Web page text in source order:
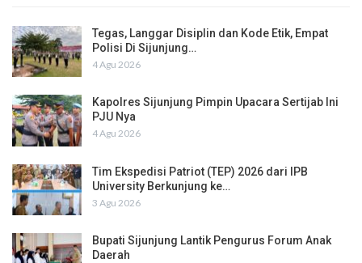
Tegas, Langgar Disiplin dan Kode Etik, Empat
Polisi Di Sijunjung…
4 Agu 2026
Kapolres Sijunjung Pimpin Upacara Sertijab Ini
PJU Nya
4 Agu 2026
Tim Ekspedisi Patriot (TEP) 2026 dari IPB
University Berkunjung ke…
3 Agu 2026
Bupati Sijunjung Lantik Pengurus Forum Anak
Daerah